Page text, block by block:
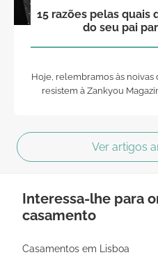
15 razões pelas quais
do seu pai
Hoje, relembramos às noivas
resistem à Zankyou
Ver artigos
Interessa-lhe para
casamento
Casamentos em Lisboa